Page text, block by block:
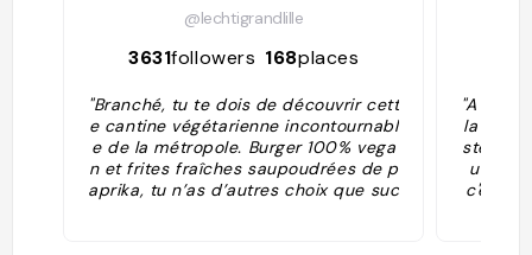
@lechtigrandlille
3631followers 168places
"Branché, tu te dois de découvrir cett
e cantine végétarienne incontournabl
e de la métropole. Burger 100% vega
n et frites fraîches saupoudrées de p
aprika, tu n’as d’autres choix que suc
"A
la face
ste
us
c'est